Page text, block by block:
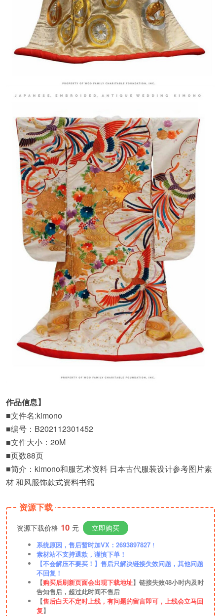
作品信息】
■文件名:kimono
■编号：B202112301452
■文件大小：20M
■页数88页
■简介：kimono和服艺术资料 日本古代服装设计参考图片素
材 和风服饰款式资料书籍
资源下载
资源下载价格 10 元 立即购买
系统原因，售后暂时加VX：2693897827 ！
素材站不支持退款，谨慎下单！
【不会解压不要买！】售后只解决链接失效问题，其他问题
不回复！
【购买后刷新页面会出现下载地址】链接失效48小时内及时
告知售后，超过此时间不售后
【售后白天不定时上线，有问题的留言即可，上线会立马回
复】